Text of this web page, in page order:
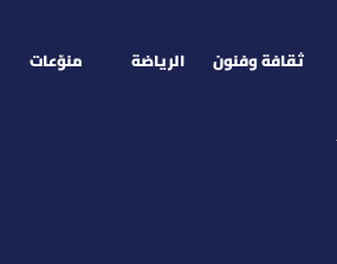
ثقافة وفنون الرياضة منوّعات